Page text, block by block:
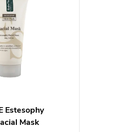
Estesophy
Mask